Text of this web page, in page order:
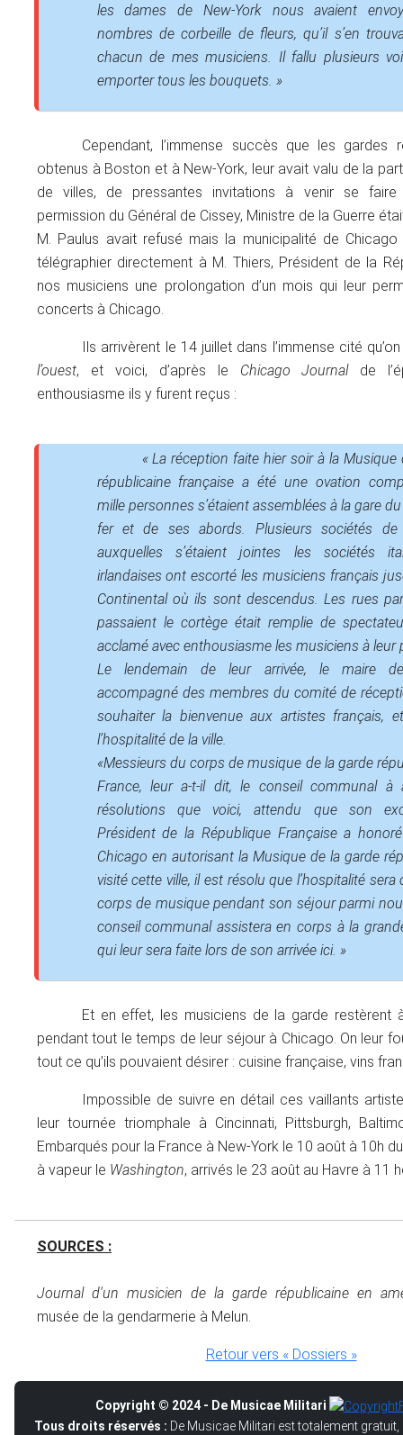
les dames de New-York nous avaient
nombres de corbeille de fleurs, qu’il s’en
chacun de mes musiciens. Il fallu plusieurs
emporter tous les bouquets. »
Cependant, l’immense succès que les gardes
obtenus à Boston et à New-York, leur avait valu de la
de villes, de pressantes invitations à venir se faire
permission du Général de Cissey, Ministre de la Guerre
M. Paulus avait refusé mais la municipalité de
télégraphier directement à M. Thiers, Président de la
nos musiciens une prolongation d’un mois qui leur
concerts à Chicago.
Ils arrivèrent le 14 juillet dans l’immense cité
l’ouest, et voici, d’après le Chicago Journalde
enthousiasme ils y furent reçus :
« La réception faite hier soir à la Musique
républicaine française a été une ovation
mille personnes s’étaient assemblées à la gare
fer et de ses abords. Plusieurs sociétés de
auxquelles s’étaient jointes les sociétés
irlandaises ont escorté les musiciens français
Continentaloù ils sont descendus. Les rues
passaient le cortège était remplie de
acclamé avec enthousiasme les musiciens à leur
Le lendemain de leur arrivée, le maire
accompagné des membres du comité de
souhaiter la bienvenue aux artistes français,
l’hospitalité de la ville.
«Messieurs du corps de musique de la garde
France, leur a-t-il dit, le conseil communal à
résolutions que voici, attendu que son
Président de la République Française a
Chicago en autorisant la Musique de la garde
visité cette ville, il est résolu que l’hospitalité sera
corps de musique pendant son séjour parmi
conseil communal assistera en corps à la
qui leur sera faite lors de son arrivée ici. »
Et en effet, les musiciens de la garde restèrent
pendant tout le temps de leur séjour à Chicago. On leur
tout ce qu’ils pouvaient désirer : cuisine française, vins
Impossible de suivre en détail ces vaillants
leur tournée triomphale à Cincinnati, Pittsburgh,
Embarqués pour la France à New-York le 10 août à 10h
à vapeur le Washington, arrivés le 23 août au Havre à 11
SOURCES :
Journal d'un musicien de la garde républicaine en
musée de la gendarmerie à Melun.
Retour vers « Dossiers »
Copyright © 2024 - De Musicae Militari
Tous droits réservés : De Musicae Militari est totalement